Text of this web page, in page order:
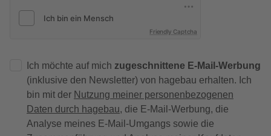
Friendly Captcha
Ich möchte auf mich zugeschnittene E-Mail-Werbung
(inklusive den Newsletter) von hagebau erhalten. Ich
bin mit der Nutzung meiner personenbezogenen
Daten durch hagebau, die E-Mail-Werbung, die
Analyse meines E-Mail-Umgangs sowie die